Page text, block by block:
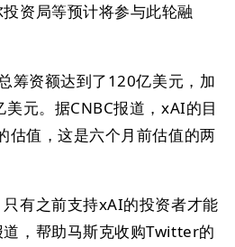
资局等预计将参与此轮融
筹资额达到了120亿美元，加
元。据CNBC报道，xAI的目
估值，这是六个月前估值的两
有之前支持xAI的投资者才能
，帮助马斯克收购Twitter的